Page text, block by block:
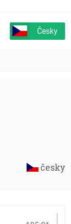
Česky
česky